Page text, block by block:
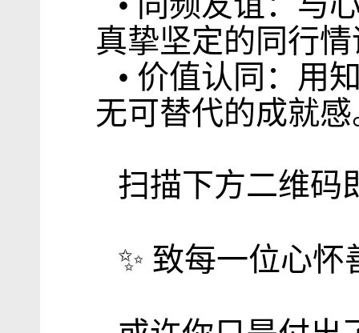
真挚坚定的同行
• 价值认同：用
无可替代的成就
扫描下方二维码
✨ 致每一位心怀